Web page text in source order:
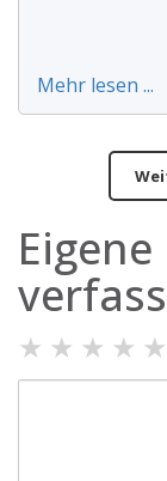
Mehr lesen ...
★ ★ ★ ★ ★